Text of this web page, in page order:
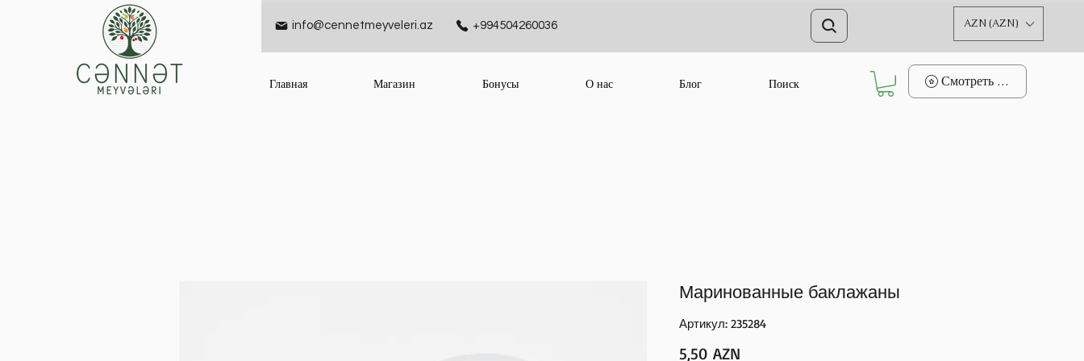
info@cennetmeyveleri.az +994504260036 AZN (AZN)
Главная Магазин Бонусы О нас Блог Поиск Смотреть баллы
Маринованные баклажаны
Артикул: 235284
5,50 AZN